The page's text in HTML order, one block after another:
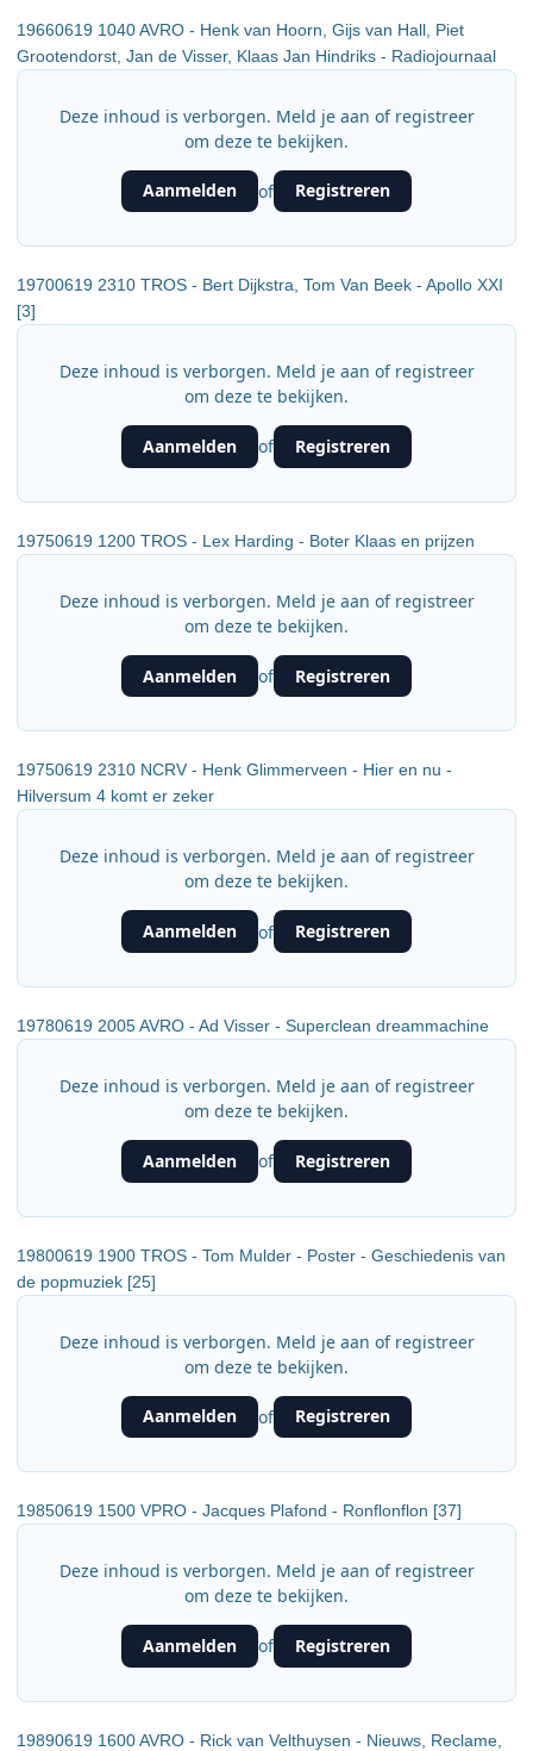
19660619 1040 AVRO - Henk van Hoorn, Gijs van Hall, Piet
Grootendorst, Jan de Visser, Klaas Jan Hindriks - Radiojournaal
Deze inhoud is verborgen. Meld je aan of registreer
om deze te bekijken.
Aanmelden of Registreren
19700619 2310 TROS - Bert Dijkstra, Tom Van Beek - Apollo XXI
[3]
Deze inhoud is verborgen. Meld je aan of registreer
om deze te bekijken.
Aanmelden of Registreren
19750619 1200 TROS - Lex Harding - Boter Klaas en prijzen
Deze inhoud is verborgen. Meld je aan of registreer
om deze te bekijken.
Aanmelden of Registreren
19750619 2310 NCRV - Henk Glimmerveen - Hier en nu -
Hilversum 4 komt er zeker
Deze inhoud is verborgen. Meld je aan of registreer
om deze te bekijken.
Aanmelden of Registreren
19780619 2005 AVRO - Ad Visser - Superclean dreammachine
Deze inhoud is verborgen. Meld je aan of registreer
om deze te bekijken.
Aanmelden of Registreren
19800619 1900 TROS - Tom Mulder - Poster - Geschiedenis van
de popmuziek [25]
Deze inhoud is verborgen. Meld je aan of registreer
om deze te bekijken.
Aanmelden of Registreren
19850619 1500 VPRO - Jacques Plafond - Ronflonflon [37]
Deze inhoud is verborgen. Meld je aan of registreer
om deze te bekijken.
Aanmelden of Registreren
19890619 1600 AVRO - Rick van Velthuysen - Nieuws, Reclame,